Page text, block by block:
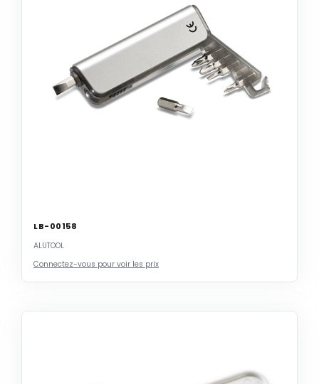
LB-00158
ALUTOOL
Connectez-vous pour voir les prix